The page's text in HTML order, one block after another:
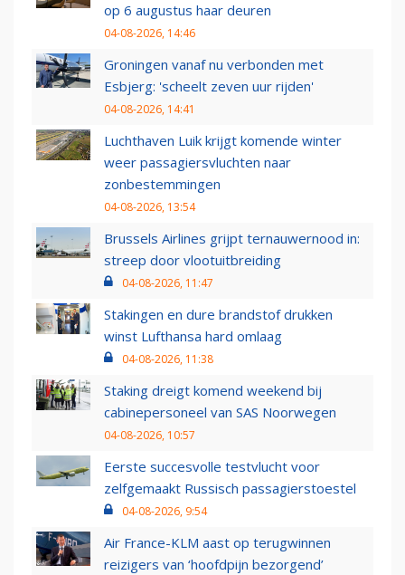
op 6 augustus haar deuren
04-08-2026, 14:46
Groningen vanaf nu verbonden met
Esbjerg: 'scheelt zeven uur rijden'
04-08-2026, 14:41
Luchthaven Luik krijgt komende winter
weer passagiersvluchten naar
zonbestemmingen
04-08-2026, 13:54
Brussels Airlines grijpt ternauwernood in:
streep door vlootuitbreiding
04-08-2026, 11:47
Stakingen en dure brandstof drukken
winst Lufthansa hard omlaag
04-08-2026, 11:38
Staking dreigt komend weekend bij
cabinepersoneel van SAS Noorwegen
04-08-2026, 10:57
Eerste succesvolle testvlucht voor
zelfgemaakt Russisch passagierstoestel
04-08-2026, 9:54
Air France-KLM aast op terugwinnen
reizigers van ‘hoofdpijn bezorgend’